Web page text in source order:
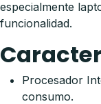
especialmente
funcionalidad.
Procesador
consumo.